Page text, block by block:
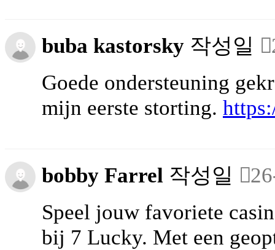
buba kastorsky 작성일
Goede ondersteuning
mijn eerste storting.
bobby Farrel 작성일
Speel jouw favoriete
bij 7 Lucky. Met een